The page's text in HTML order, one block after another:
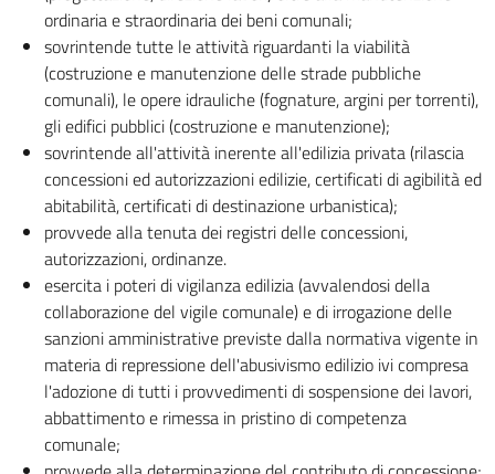
ordinaria e straordinaria dei beni comunali;
sovrintende tutte le attività riguardanti la viabilità
(costruzione e manutenzione delle strade pubbliche
comunali), le opere idrauliche (fognature, argini per torrenti),
gli edifici pubblici (costruzione e manutenzione);
sovrintende all'attività inerente all'edilizia privata (rilascia
concessioni ed autorizzazioni edilizie, certificati di agibilità ed
abitabilità, certificati di destinazione urbanistica);
provvede alla tenuta dei registri delle concessioni,
autorizzazioni, ordinanze.
esercita i poteri di vigilanza edilizia (avvalendosi della
collaborazione del vigile comunale) e di irrogazione delle
sanzioni amministrative previste dalla normativa vigente in
materia di repressione dell'abusivismo edilizio ivi compresa
l'adozione di tutti i provvedimenti di sospensione dei lavori,
abbattimento e rimessa in pristino di competenza
comunale;